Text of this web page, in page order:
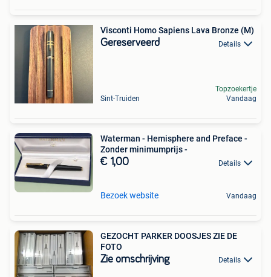
Visconti Homo Sapiens Lava Bronze (M)
Gereserveerd Details
Sint-Truiden
Topzoekertje
Vandaag
Waterman - Hemisphere and Preface -
Zonder minimumprijs -
€ 1,00 Details
Bezoek website Vandaag
GEZOCHT PARKER DOOSJES ZIE DE
FOTO
Zie omschrijving Details